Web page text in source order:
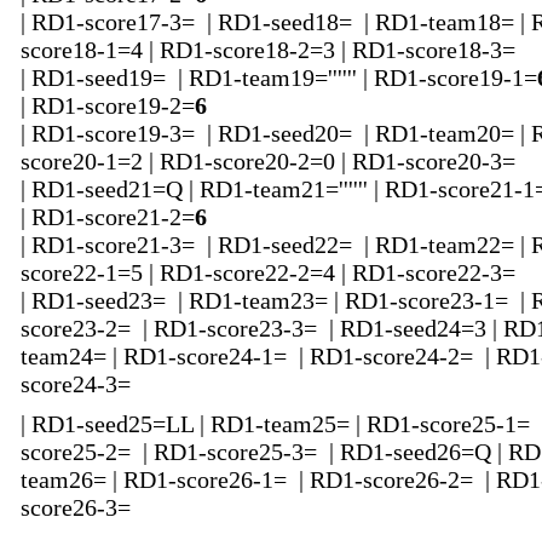
| RD1-score17-3= | RD1-seed18= | RD1-team18= |
score18-1=4 | RD1-score18-2=3 | RD1-score18-3=
| RD1-seed19= | RD1-team19='''''' | RD1-score19-1=
| RD1-score19-2=6
| RD1-score19-3= | RD1-seed20= | RD1-team20= |
score20-1=2 | RD1-score20-2=0 | RD1-score20-3=
| RD1-seed21=Q | RD1-team21='''''' | RD1-score21-
| RD1-score21-2=6
| RD1-score21-3= | RD1-seed22= | RD1-team22= |
score22-1=5 | RD1-score22-2=4 | RD1-score22-3=
| RD1-seed23= | RD1-team23= | RD1-score23-1= |
score23-2= | RD1-score23-3= | RD1-seed24=3 |
team24= | RD1-score24-1= | RD1-score24-2= |
score24-3=
| RD1-seed25=LL | RD1-team25= | RD1-score25-1=
score25-2= | RD1-score25-3= | RD1-seed26=Q |
team26= | RD1-score26-1= | RD1-score26-2= |
score26-3=